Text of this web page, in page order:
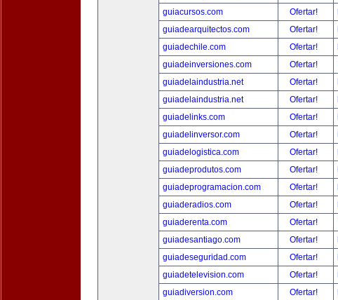
guiacursos.com
Ofertar!
guiadearquitectos.com
Ofertar!
guiadechile.com
Ofertar!
guiadeinversiones.com
Ofertar!
guiadelaindustria.net
Ofertar!
guiadelaindustria.net
Ofertar!
guiadelinks.com
Ofertar!
guiadelinversor.com
Ofertar!
guiadelogistica.com
Ofertar!
guiadeprodutos.com
Ofertar!
guiadeprogramacion.com
Ofertar!
guiaderadios.com
Ofertar!
guiaderenta.com
Ofertar!
guiadesantiago.com
Ofertar!
guiadeseguridad.com
Ofertar!
guiadetelevision.com
Ofertar!
guiadiversion.com
Ofertar!